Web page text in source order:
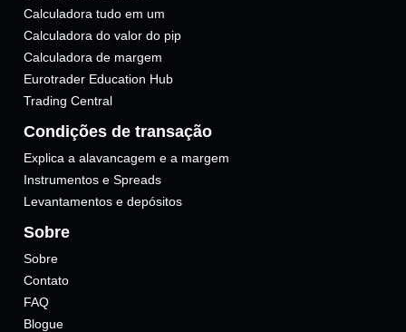
Calculadora tudo em um
Calculadora do valor do pip
Calculadora de margem
Eurotrader Education Hub
Trading Central
Condições de transação
Explica a alavancagem e a margem
Instrumentos e Spreads
Levantamentos e depósitos
Sobre
Sobre
Contato
FAQ
Blogue